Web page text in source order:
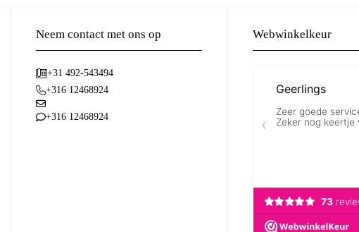
Neem contact met ons op
+31 492-543494
+316 12468924
+316 12468924
Webwinkelkeur